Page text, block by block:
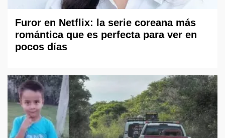
Furor en Netflix: la serie coreana más
romántica que es perfecta para ver en
pocos días